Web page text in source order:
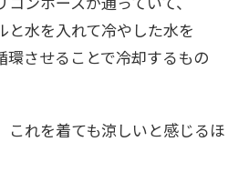
と水を入れて冷やした水を
環させることで冷却するもの
れを着ても涼しいと感じるほ